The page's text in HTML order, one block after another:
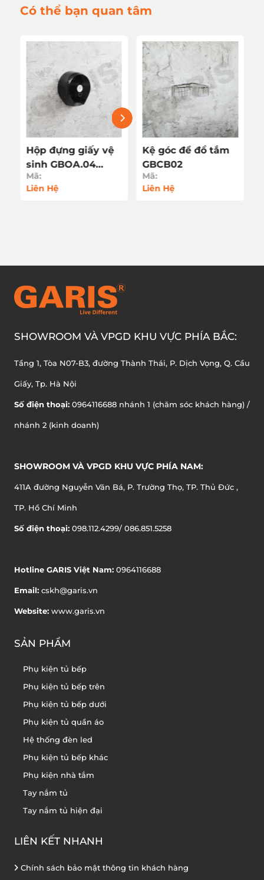
Có thể bạn quan tâm
tắm
Giá để khăn tắm 3
ngăn GBR1R3
Hộp đựng giấy
sinh GBOA.04
SHOWROOM VÀ VPGD KHU VỰC PHÍA BẮC:
Tầng 1, Tòa N07-B3, đường Thành Thái, P. Dịch Vọng, Q. Cầu
Giấy, Tp. Hà Nội
Số điện thoại: 0964116688 nhánh 1 (chăm sóc khách hàng) /
nhánh 2 (kinh doanh)
SHOWROOM VÀ VPGD KHU VỰC PHÍA NAM:
411A đường Nguyễn Văn Bá, P. Trường Thọ, TP. Thủ Đức ,
TP. Hồ Chí Minh
Số điện thoại: 098.112.4299/ 086.851.5258
Hotline GARIS Việt Nam: 0964116688
Email: cskh@garis.vn
Website: www.garis.vn
SẢN PHẨM
Phụ kiện tủ bếp
Phụ kiện tủ bếp trên
Phụ kiện tủ bếp dưới
Phụ kiện tủ quần áo
Hệ thống đèn led
Phụ kiện tủ bếp khác
Phụ kiện nhà tắm
Tay nắm tủ
Tay nắm tủ hiện đại
LIÊN KẾT NHANH
Chính sách bảo mật thông tin khách hàng